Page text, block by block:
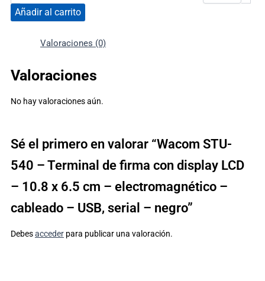
Añadir al carrito
Valoraciones (0)
Valoraciones
No hay valoraciones aún.
Sé el primero en valorar “Wacom STU-
540 – Terminal de firma con display LCD
– 10.8 x 6.5 cm – electromagnético –
cableado – USB, serial – negro”
Debesacceder para publicar una valoración.